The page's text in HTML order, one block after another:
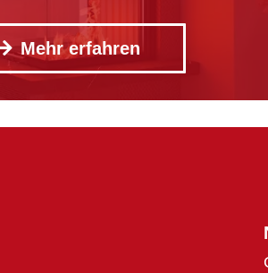
Mehr erfahren